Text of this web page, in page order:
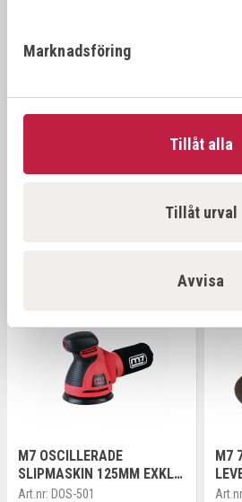
Marknadsföring
Tillåt alla
Tillåt urval
Avvisa
4
M7 OSCILLERADE
SLIPMASKIN 125MM EXKL.
BATTERI & LADDARE
Art.nr: DOS-501
M7